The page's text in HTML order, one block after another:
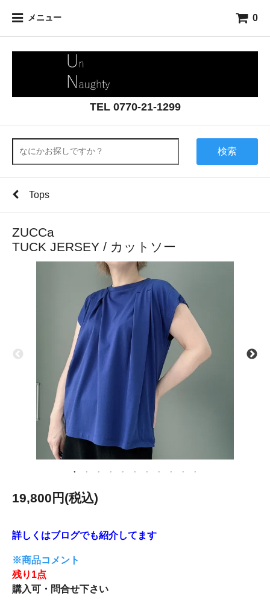
メニュー 0
TEL 0770-21-1299
検索
Tops
ZUCCa
TUCK JERSEY / カットソー
19,800円(税込)
詳しくはブログでも紹介してます
※商品コメント
残り1点
購入可・問合せ下さい